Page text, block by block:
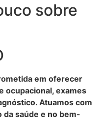
sobre
em oferecer
ocupacional, exames
Atuamos com
da saúde e no bem-